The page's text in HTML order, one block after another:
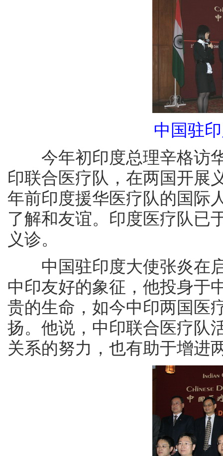
中国驻
今年初印度总理辛格访
印联合医疗队，在两国开展
年前印度援华医疗队的国际
了解和友谊。印度医疗队已
义诊。
中国驻印度大使张炎在
中印友好的象征，他投身于
贵的生命，如今中印两国医
扬。他说，中印联合医疗队
关系的努力，也有助于增进